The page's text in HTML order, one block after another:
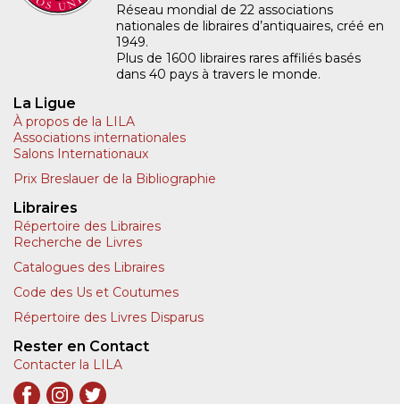
Réseau mondial de 22 associations
nationales de libraires d’antiquaires, créé en
1949.
Plus de 1600 libraires rares affiliés basés
dans 40 pays à travers le monde.
La Ligue
À propos de la LILA
Associations internationales
Salons Internationaux
Prix Breslauer de la Bibliographie
Libraires
Répertoire des Libraires
Recherche de Livres
Catalogues des Libraires
Code des Us et Coutumes
Répertoire des Livres Disparus
Rester en Contact
Contacter la LILA